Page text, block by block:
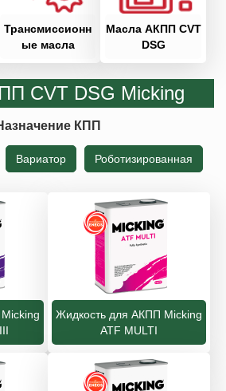
Трансмиссионн
ые масла
Масла АКПП CVT
DSG
CVT DSG Micking
КПП
Вариатор Роботизированная
Жидкость для АКПП Micking
ATF MULTI